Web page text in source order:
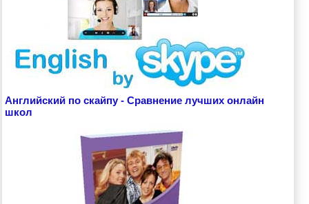
Английский по скайпу - Сравнение лучших онлайн
школ